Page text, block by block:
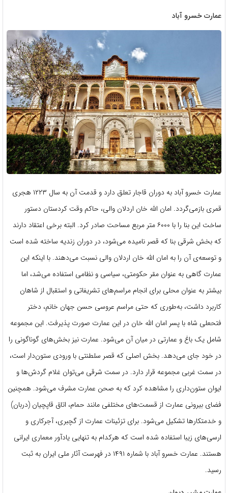
عمارت خسرو آباد
عمارت خسرو آباد به دوران قاجار تعلق دارد و قدمت آن به سال ۱۲۲۳ هجری
قمری بازمی‌گردد. امان الله خان اردلان والی، حاکم وقت کردستان دستور
ساخت این بنا را با ۶۰۰۰ متر مربع مساحت صادر کرد. البته برخی اعتقاد دارند
که بخش شرقی بنا که قصر نامیده می‌شود، در دوران زندیه ساخته شده است
و توسعه‌ی آن را به امان الله خان اردلان والی نسبت می‌دهند. با اینکه این
عمارت گاهی به عنوان مقر حکومتی، سیاسی و نظامی استفاده می‌شد، اما
بیشتر به عنوان محلی برای انجام مراسم‌های تشریفاتی و استقبال از شاهان
کاربرد داشت، به‌طوری که حتی مراسم عروسی حسن جهان خانم، دختر
فتحعلی شاه با پسر امان الله خان در این عمارت صورت پذیرفت. این مجموعه
شامل یک باغ و عمارتی در میان آن می‌شود. عمارت نیز بخش‌های گوناگونی را
در خود جای می‌دهد. بخش اصلی که قصر سلطنتی با ورودی ستون‌دار است،
در سمت غربی مجموعه قرار دارد. در سمت شرقی می‌توان غلام گردش‌ها و
ایوان ستون‌داری را مشاهده کرد که به صحن عمارت مشرف می‌شود. همچنین
فضای بیرونی عمارت از قسمت‌های مختلفی مانند حمام، اتاق قاپچیان (دربان)
و خدمتکارها تشکیل می‌شود. برای تزئینات عمارت از گچبری، آجرکاری و
ارسی‌های زیبا استفاده شده است که هرکدام به تنهایی یادآور معماری ایرانی
هستند. عمارت خسرو آباد با شماره ۱۴۹۱ در فهرست آثار ملی ایران به ثبت
رسید.